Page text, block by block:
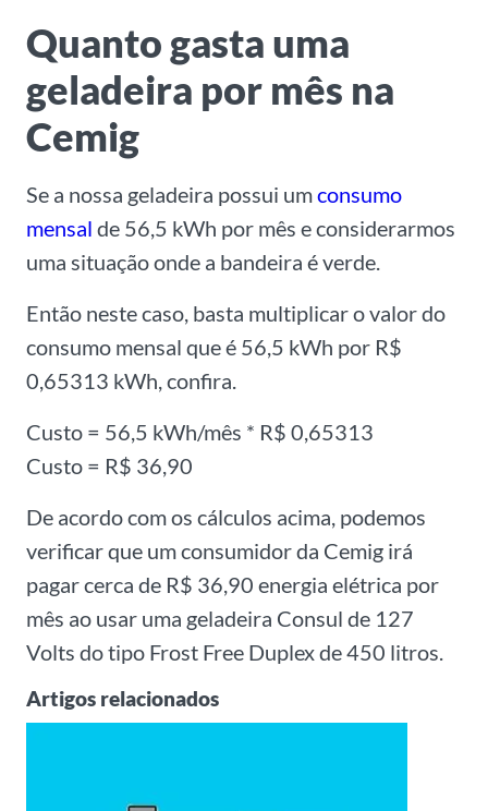
Quanto gasta uma
geladeira por mês na
Cemig
Se a nossa geladeira possui umconsumo
mensal de 56,5 kWh por mês e considerarmos
uma situação onde a bandeira é verde.
Então neste caso, basta multiplicar o valor do
consumo mensal que é 56,5 kWh por R$
0,65313 kWh, confira.
Custo = 56,5 kWh/mês * R$ 0,65313
Custo = R$ 36,90
De acordo com os cálculos acima, podemos
verificar que um consumidor da Cemig irá
pagar cerca de R$ 36,90 energia elétrica por
mês ao usar uma geladeira Consul de 127
Volts do tipo Frost Free Duplex de 450 litros.
Artigos relacionados